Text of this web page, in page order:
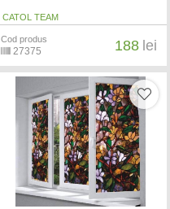
CATOL TEAM
Cod produs
27375 188 lei